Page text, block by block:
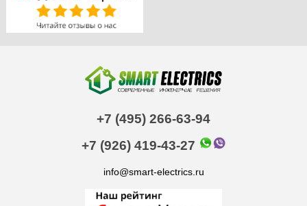
+7 (495) 266-63-94
+7 (926) 419-43-27
info@smart-electrics.ru